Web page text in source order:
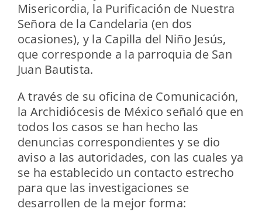
Misericordia, la Purificación de Nuestra
Señora de la Candelaria (en dos
ocasiones), y la Capilla del Niño Jesús,
que corresponde a la parroquia de San
Juan Bautista.
A través de su oficina de Comunicación,
la Archidiócesis de México señaló que en
todos los casos se han hecho las
denuncias correspondientes y se dio
aviso a las autoridades, con las cuales ya
se ha establecido un contacto estrecho
para que las investigaciones se
desarrollen de la mejor forma: